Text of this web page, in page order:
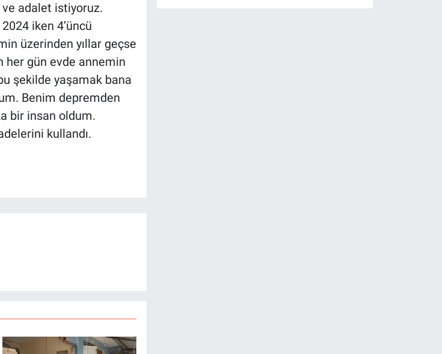
ve adalet istiyoruz.
iken 4’üncü
üzerinden yıllar geçse
her gün evde annemin
şekilde yaşamak bana
Benim depremden
bir insan oldum.
kullandı.